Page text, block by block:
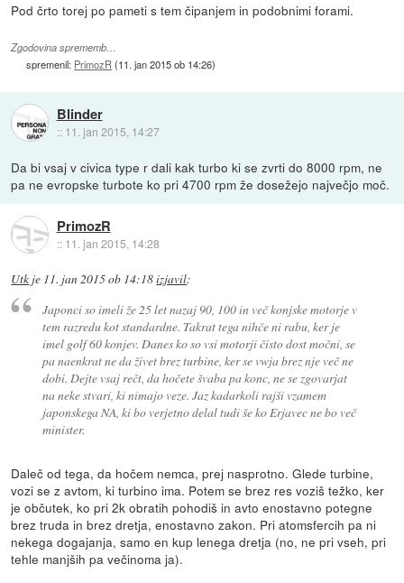
Pod črto torej po pameti s tem čipanjem in podobnimi forami.
Zgodovina sprememb…
spremenil: PrimozR(11. jan 2015 ob 14:26)
Blinder
:: 11. jan 2015, 14:27
Da bi vsaj v civica type r dali kak turbo ki se zvrti do 8000 rpm, ne
pa ne evropske turbote ko pri 4700 rpm že dosežejo največjo moč.
PrimozR
:: 11. jan 2015, 14:28
Utk je 11. jan 2015 ob 14:18izjavil:
Japonci so imeli že 25 let nazaj 90, 100 in več konjske motorje v
tem razredu kot standardne. Takrat tega nihče ni rabu, ker je
imel golf 60 konjev. Danes ko so vsi motorji čisto dost močni, se
pa naenkrat ne da živet brez turbine, ker se vwja brez nje več ne
dobi. Dejte vsaj rečt, da hočete švaba pa konc, ne se zgovarjat
na neke stvari, ki nimajo veze. Jaz kadarkoli rajši vzamem
japonskega NA, ki bo verjetno delal tudi še ko Erjavec ne bo več
minister.
Daleč od tega, da hočem nemca, prej nasprotno. Glede turbine,
vozi se z avtom, ki turbino ima. Potem se brez res voziš težko, ker
je občutek, ko pri 2k obratih pohodiš in avto enostavno potegne
brez truda in brez dretja, enostavno zakon. Pri atomsfercih pa ni
nekega dogajanja, samo en kup lenega dretja (no, ne pri vseh, pri
tehle manjših pa večinoma ja).